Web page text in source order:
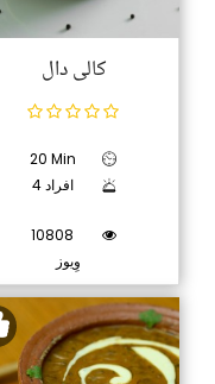
کالی دال
20 Min
4 افراد
10808
وِیوز